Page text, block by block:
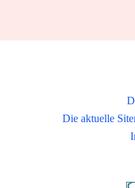
Die aktuelle